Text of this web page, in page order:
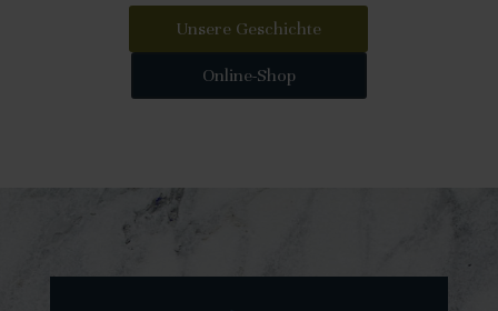
Unsere Geschichte
Online-Shop